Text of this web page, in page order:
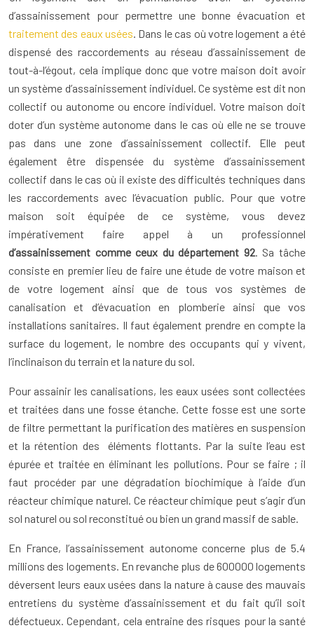
d’assainissement pour permettre une bonne évacuation et
traitement des eaux usées. Dans le cas où votre logement a été
dispensé des raccordements au réseau d’assainissement de
tout-à-l’égout, cela implique donc que votre maison doit avoir
un système d’assainissement individuel. Ce système est dit non
collectif ou autonome ou encore individuel. Votre maison doit
doter d’un système autonome dans le cas où elle ne se trouve
pas dans une zone d’assainissement collectif. Elle peut
également être dispensée du système d’assainissement
collectif dans le cas où il existe des difficultés techniques dans
les raccordements avec l’évacuation public. Pour que votre
maison soit équipée de ce système, vous devez
impérativement faire appel à un professionnel
d’assainissement comme ceux du département 92. Sa tâche
consiste en premier lieu de faire une étude de votre maison et
de votre logement ainsi que de tous vos systèmes de
canalisation et d’évacuation en plomberie ainsi que vos
installations sanitaires. Il faut également prendre en compte la
surface du logement, le nombre des occupants qui y vivent,
l’inclinaison du terrain et la nature du sol.
Pour assainir les canalisations, les eaux usées sont collectées
et traitées dans une fosse étanche. Cette fosse est une sorte
de filtre permettant la purification des matières en suspension
et la rétention des éléments flottants. Par la suite l’eau est
épurée et traitée en éliminant les pollutions. Pour se faire ; il
faut procéder par une dégradation biochimique à l’aide d’un
réacteur chimique naturel. Ce réacteur chimique peut s’agir d’un
sol naturel ou sol reconstitué ou bien un grand massif de sable.
En France, l’assainissement autonome concerne plus de 5.4
millions des logements. En revanche plus de 600000 logements
déversent leurs eaux usées dans la nature à cause des mauvais
entretiens du système d’assainissement et du fait qu’il soit
défectueux. Cependant, cela entraine des risques pour la santé